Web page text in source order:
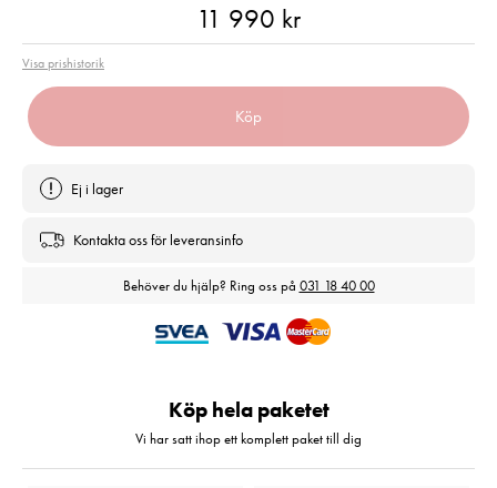
11 990 kr
Visa prishistorik
Köp
Ej i lager
Kontakta oss för leveransinfo
Behöver du hjälp? Ring oss på 031 18 40 00
Köp hela paketet
Vi har satt ihop ett komplett paket till dig